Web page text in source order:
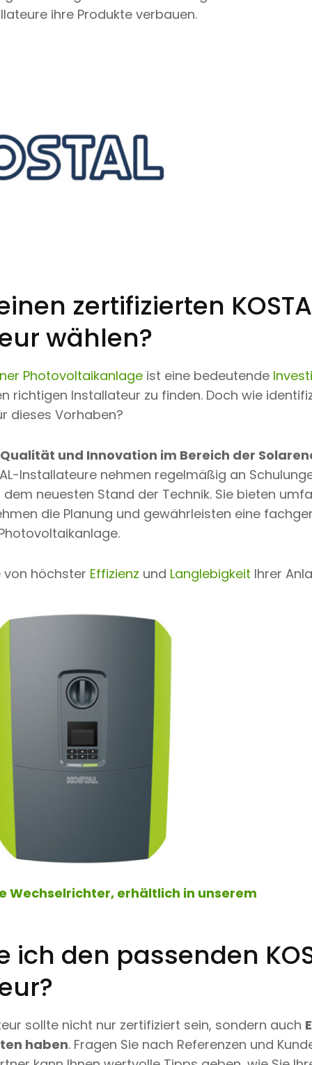
ihre Produkte verbauen.
zertifizierten
wählen?
Photovoltaikanlage ist eine bedeutende
richtigen Installateur zu finden. Doch wie
dieses Vorhaben?
Qualität und Innovation im Bereich der
Installateure nehmen regelmäßig an
neuesten Stand der Technik. Sie bieten
die Planung und gewährleisten eine
von höchster Effizienz und Langlebigkeit Ihrer
Wechselrichter, erhältlich in unserem
ich den passenden
sollte nicht nur zertifiziert sein, sondern auch
haben. Fragen Sie nach Referenzen und